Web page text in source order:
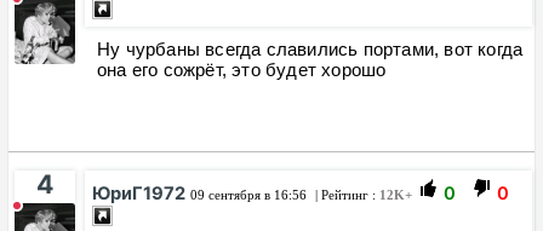
Ну чурбаны всегда славились портами, вот когда
она его сожрёт, это будет хорошо
4 ЮриГ1972 09 сентября в 16:56 | Рейтинг : 12K+ 0 0